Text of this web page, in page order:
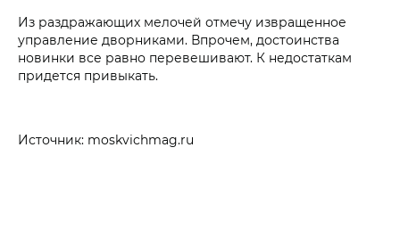
Из раздражающих мелочей отмечу извращенное
управление дворниками. Впрочем, достоинства
новинки все равно перевешивают. К недостаткам
придется привыкать.
Источник: moskvichmag.ru